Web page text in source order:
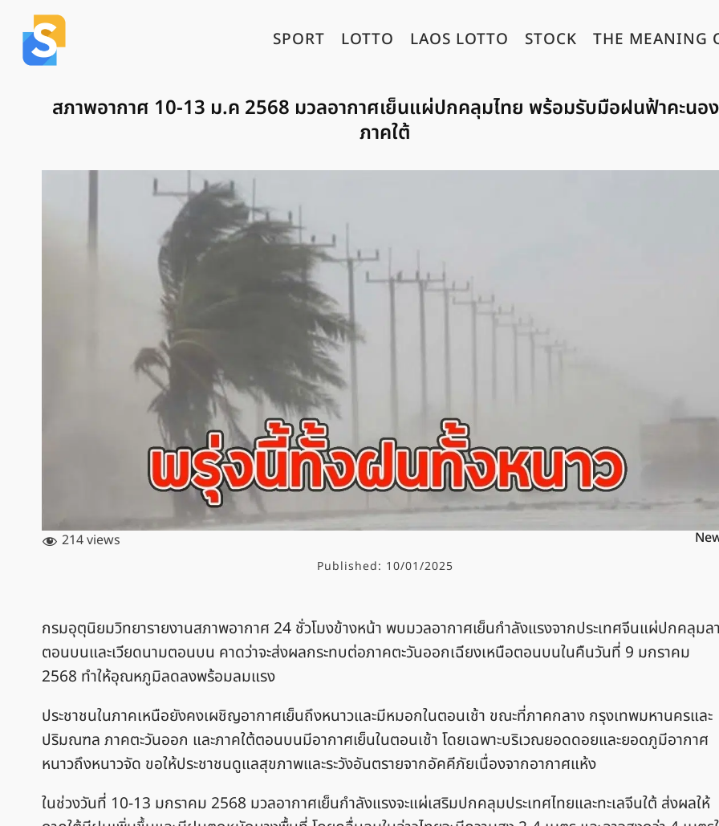
SPORT LOTTO LAOS LOTTO STOCK THE MEANING
สภาพอากาศ 10-13 ม.ค 2568 มวลอากาศเย็นแผ่ปกคลุมไทย พร้อมรับมือฝนฟ้าคะนอง
ภาคใต้
214 views
Published: 10/01/2025
กรมอุตุนิยมวิทยารายงานสภาพอากาศ 24 ชั่วโมงข้างหน้า พบมวลอากาศเย็นกำลังแรงจากประเทศจีนแผ่ปกคลุมล
ตอนบนและเวียดนามตอนบน คาดว่าจะส่งผลกระทบต่อภาคตะวันออกเฉียงเหนือตอนบนในคืนวันที่ 9 มกราคม
2568 ทำให้อุณหภูมิลดลงพร้อมลมแรง
ประชาชนในภาคเหนือยังคงเผชิญอากาศเย็นถึงหนาวและมีหมอกในตอนเช้า ขณะที่ภาคกลาง กรุงเทพมหานครและ
ปริมณฑล ภาคตะวันออก และภาคใต้ตอนบนมีอากาศเย็นในตอนเช้า โดยเฉพาะบริเวณยอดดอยและยอดภูมีอากาศ
หนาวถึงหนาวจัด ขอให้ประชาชนดูแลสุขภาพและระวังอันตรายจากอัคคีภัยเนื่องจากอากาศแห้ง
ในช่วงวันที่ 10-13 มกราคม 2568 มวลอากาศเย็นกำลังแรงจะแผ่เสริมปกคลุมประเทศไทยและทะเลจีนใต้ ส่งผลให้